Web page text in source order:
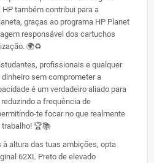
também contribui para a
graças ao programa HP Planet
responsável dos cartuchos
🌍♻️
profissionais e qualquer
sem comprometer a
é um verdadeiro aliado para
a frequência de
te focar no que realmente
🏆📚
altura das tuas ambições, opta
62XL Preto de elevado